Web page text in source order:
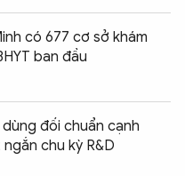
có 677 cơ sở khám
ban đầu
đối chuẩn cạnh
chu kỳ R&D